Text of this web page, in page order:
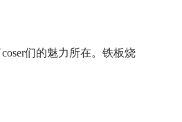
们的魅力所在。铁板烧